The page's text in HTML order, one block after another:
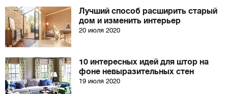
Лучший способ расширить старый
дом и изменить интерьер
20 июля 2020
10 интересных идей для штор на
фоне невыразительных стен
19 июля 2020